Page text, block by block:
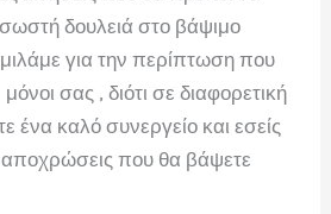
σωστή δουλειά στο βάψιμο
για την περίπτωση που
σας , διότι σε διαφορετική
ένα καλό συνεργείο και εσείς
αποχρώσεις που θα βάψετε